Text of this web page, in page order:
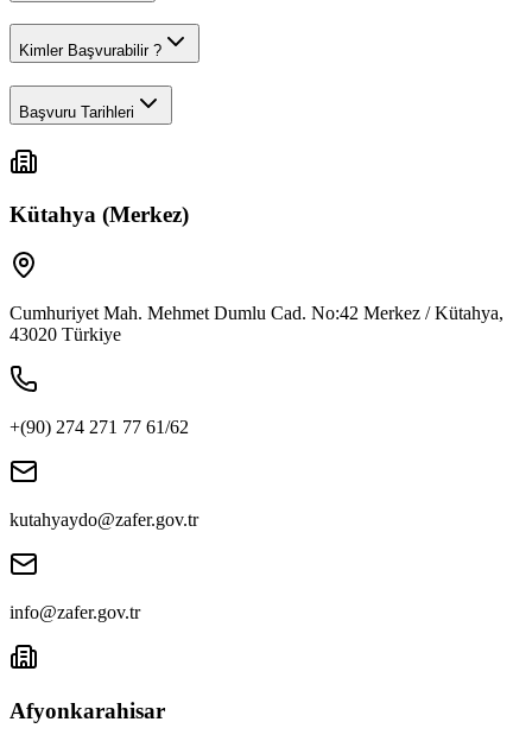
Kimler Başvurabilir ?
Başvuru Tarihleri
Kütahya (Merkez)
Cumhuriyet Mah. Mehmet Dumlu Cad. No:42 Merkez / Kütahya,
43020 Türkiye
+(90) 274 271 77 61/62
kutahyaydo@zafer.gov.tr
info@zafer.gov.tr
Afyonkarahisar